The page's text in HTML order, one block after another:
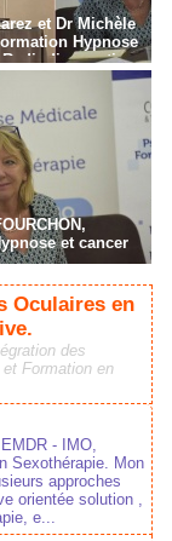
et Dr Michèle
Hypnose
et cancer
Oculaires en
des
Formation en
- IMO,
Sexothérapie. Mon
approches
orientée solution ,
e...